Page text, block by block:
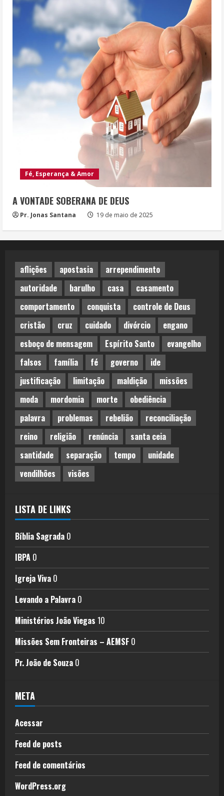
Fé, Esperança & Amor
A VONTADE SOBERANA DE DEUS
Pr. Jonas Santana 19 de maio de 2025
aflições apostasia
arrependimento
autoridade
barulho casa
casamento
comportamento
conquista
controle de Deus
cristão
cruz cuidado divórcio
engano
esboço de mensagem
Espírito Santo
evangelho
falsos
família fé governo
ide
justificação
limitação maldição
missões
moda
mordomia morte
obediência
palavra
problemas rebelião
reconciliação
reino
religião renúncia
santa ceia
santidade
separação tempo
unidade
vendilhões
visões
LISTA DE LINKS
Bíblia Sagrada 0
IBPA 0
Igreja Viva 0
Levando a Palavra 0
Ministérios João Viegas 10
Missões Sem Fronteiras – AEMSF 0
Pr. João de Souza 0
META
Acessar
Feed de posts
Feed de comentários
WordPress.org